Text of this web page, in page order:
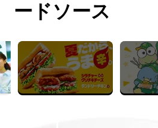
ードソース